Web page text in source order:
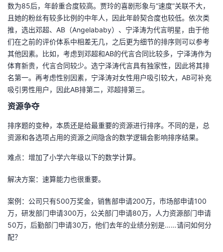
数为85后，年龄重合度较高。贾玲的喜剧形象与“速度”关联不大，
且她的粉丝有较多比例的中年人，因此年龄契合度也较低。依次类
推，选出邓超、AB（Angelababy）、宁泽涛为代言明星，由于他
们在之前的评价体系中相差无几，之后更为细节的排序则可以参考
其他因素。比如，考虑到邓超和AB的代言合同比较多，宁泽涛作为
体育新贵，代言合同较少。选宁泽涛代言具有独家性，因此将其排
名第一。再考虑性别因素，宁泽涛对女性用户吸引较大，AB可补充
吸引男性用户，因此AB排第二，邓超排第三。
资源争夺
排序题的变种，本质还是给最重要的资源进行排序。不同的是，总
资源和各选项占用的资源之间隐含的数学逻辑会影响排序结果。
难点：增加了小学六年级以下的数学计算。
解决方案：速算能力也很重要。
案例：公司只有500万奖金，销售部申请200万，市场部申请100
万，研发部门申请300万，公关部门申请80万，人力资源部门申请
50万，后勤部门申请30万，他们去年的业绩分别是……请问如何分
配？